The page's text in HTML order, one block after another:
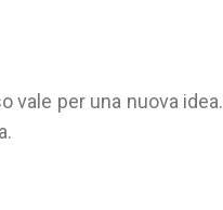
vale per una nuova idea.